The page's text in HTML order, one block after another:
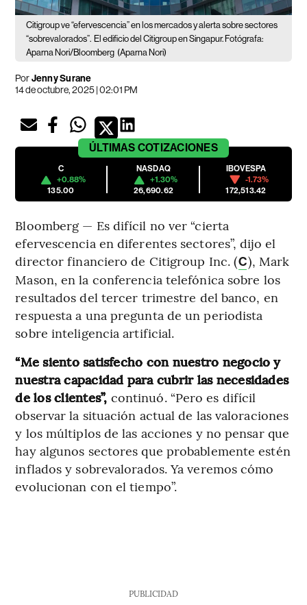
Citigroup ve “efervescencia” en los mercados y alerta sobre sectores
“sobrevalorados”. El edificio del Citigroup en Singapur. Fotógrafa:
Aparna Nori/Bloomberg (Aparna Nori)
PorJenny Surane
14 de octubre, 2025 | 02:01 PM
ÚLTIMAS COTIZACIONES
C
+0.88%
135.00
NASDAQ
+1.30%
26,690.62
IBOVESPA
-1.73%
172,513.42
Bloomberg — Es difícil no ver “cierta
efervescencia en diferentes sectores”, dijo el
director financiero de Citigroup Inc. (C), Mark
Mason, en la conferencia telefónica sobre los
resultados del tercer trimestre del banco, en
respuesta a una pregunta de un periodista
sobre inteligencia artificial.
“Me siento satisfecho con nuestro negocio y
nuestra capacidad para cubrir las necesidades
de los clientes”, continuó. “Pero es difícil
observar la situación actual de las valoraciones
y los múltiplos de las acciones y no pensar que
hay algunos sectores que probablemente estén
inflados y sobrevalorados. Ya veremos cómo
evolucionan con el tiempo”.
PUBLICIDAD